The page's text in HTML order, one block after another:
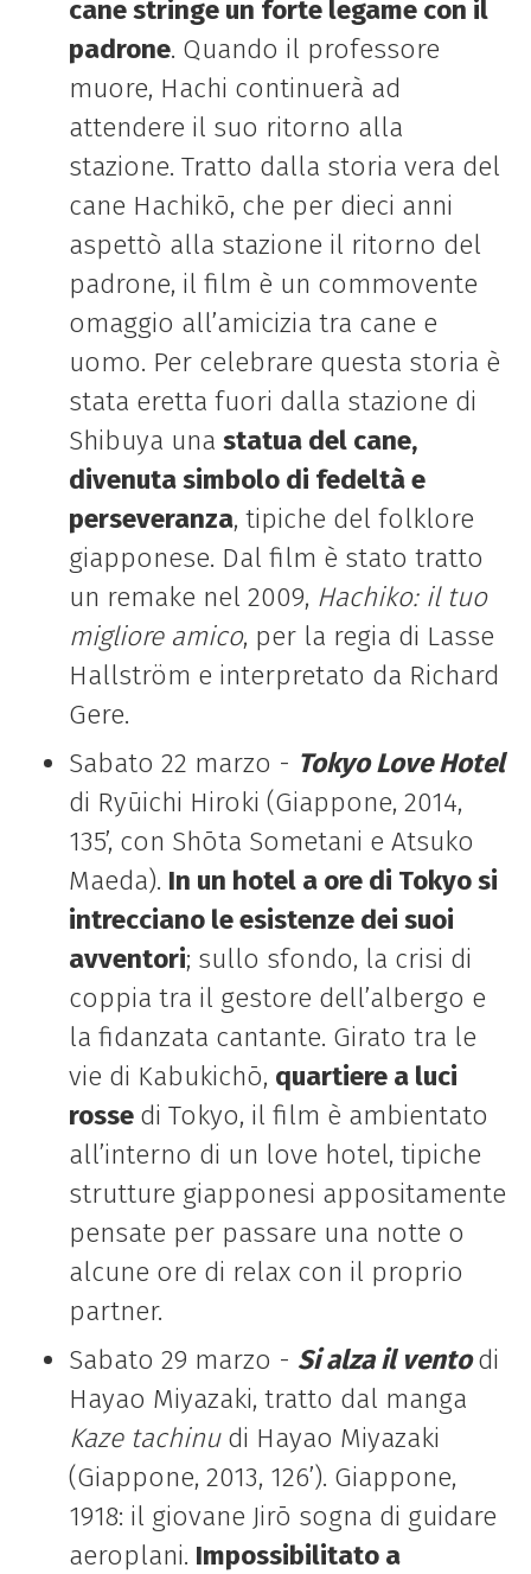
cane stringe un forte legame con il
padrone. Quando il professore
muore, Hachi continuerà ad
attendere il suo ritorno alla
stazione. Tratto dalla storia vera del
cane Hachikō, che per dieci anni
aspettò alla stazione il ritorno del
padrone, il film è un commovente
omaggio all’amicizia tra cane e
uomo. Per celebrare questa storia è
stata eretta fuori dalla stazione di
Shibuya una statua del cane,
divenuta simbolo di fedeltà e
perseveranza, tipiche del folklore
giapponese. Dal film è stato tratto
un remake nel 2009, Hachiko: il tuo
migliore amico, per la regia di Lasse
Hallström e interpretato da Richard
Gere.
Sabato 22 marzo - Tokyo Love Hotel
di Ryūichi Hiroki (Giappone, 2014,
135’, con Shōta Sometani e Atsuko
Maeda). In un hotel a ore di Tokyo si
intrecciano le esistenze dei suoi
avventori; sullo sfondo, la crisi di
coppia tra il gestore dell’albergo e
la fidanzata cantante. Girato tra le
vie di Kabukichō, quartiere a luci
rosse di Tokyo, il film è ambientato
all’interno di un love hotel, tipiche
strutture giapponesi appositamente
pensate per passare una notte o
alcune ore di relax con il proprio
partner.
Sabato 29 marzo - Si alza il ventodi
Hayao Miyazaki, tratto dal manga
Kaze tachinudi Hayao Miyazaki
(Giappone, 2013, 126’). Giappone,
1918: il giovane Jirō sogna di guidare
aeroplani. Impossibilitato a